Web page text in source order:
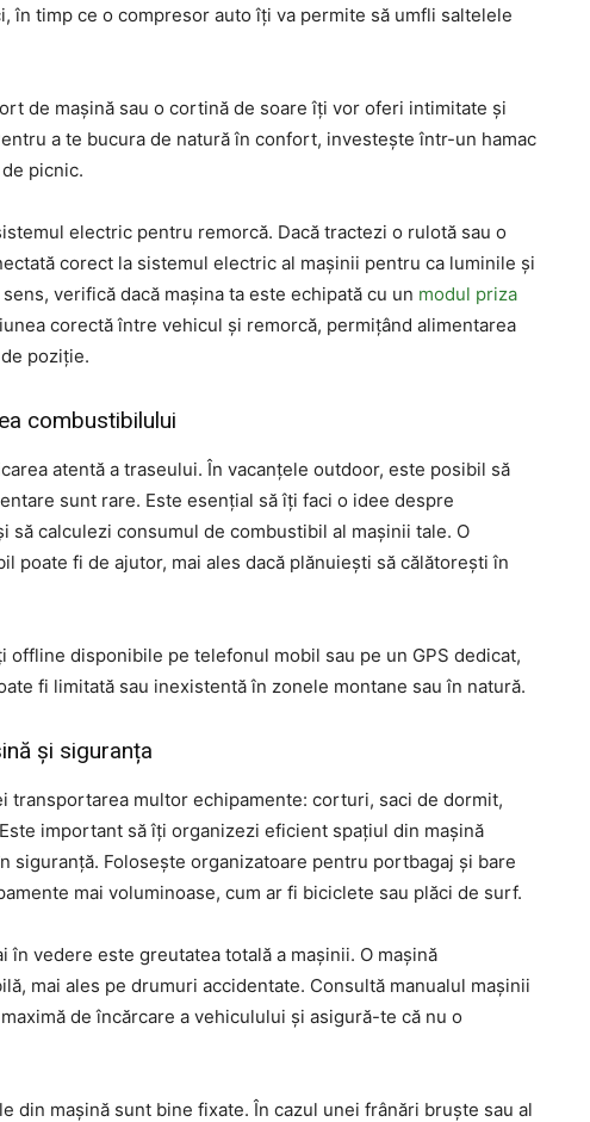
în timp ce o compresor auto îți va permite să umfli saltelele
de mașină sau o cortină de soare îți vor oferi intimitate și
a te bucura de natură în confort, investește într-un hamac
picnic.
electric pentru remorcă. Dacă tractezi o rulotă sau o
corect la sistemul electric al mașinii pentru ca luminile și
verifică dacă mașina ta este echipată cu un modul priza
corectă între vehicul și remorcă, permițând alimentarea
poziție.
combustibilului
atentă a traseului. În vacanțele outdoor, este posibil să
sunt rare. Este esențial să îți faci o idee despre
să calculezi consumul de combustibil al mașinii tale. O
poate fi de ajutor, mai ales dacă plănuiești să călătorești în
offline disponibile pe telefonul mobil sau pe un GPS dedicat,
fi limitată sau inexistentă în zonele montane sau în natură.
și siguranța
transportarea multor echipamente: corturi, saci de dormit,
important să îți organizezi eficient spațiul din mașină
siguranță. Folosește organizatoare pentru portbagaj și bare
mai voluminoase, cum ar fi biciclete sau plăci de surf.
în vedere este greutatea totală a mașinii. O mașină
mai ales pe drumuri accidentate. Consultă manualul mașinii
de încărcare a vehiculului și asigură-te că nu o
din mașină sunt bine fixate. În cazul unei frânări bruște sau al